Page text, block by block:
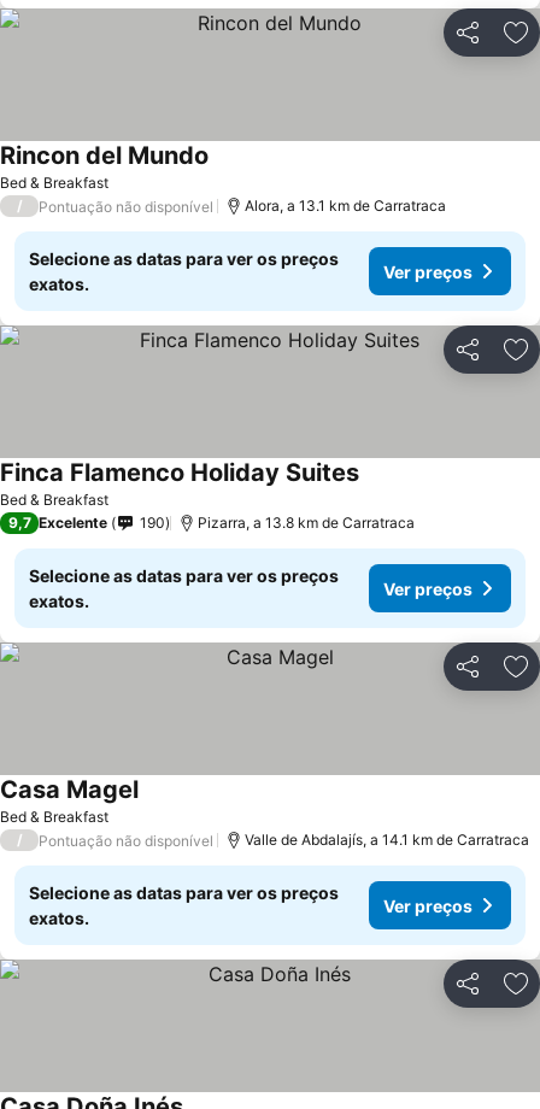
Partilhar
Bed & Breakfast
Rincon del Mundo
/ Pontuação não disponível Alora, a 13.1 km de Carratraca
Selecione as datas para ver os preços
exatos.
Ver preços
Partilhar
Bed & Breakfast
Finca Flamenco Holiday Suites
9,7 Excelente 190 Pizarra, a 13.8 km de Carratraca
Selecione as datas para ver os preços
exatos.
Ver preços
Partilhar
Bed & Breakfast
Casa Magel
/ Pontuação não disponível Valle de Abdalajís, a 14.1 km de Carratraca
Selecione as datas para ver os preços
exatos.
Ver preços
Partilhar